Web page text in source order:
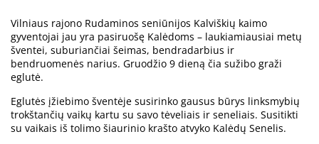
Vilniaus rajono Rudaminos seniūnijos Kalviškių kaimo
gyventojai jau yra pasiruošę Kalėdoms – laukiamiausiai metų
šventei, suburiančiai šeimas, bendradarbius ir
bendruomenės narius. Gruodžio 9 dieną čia sužibo graži
eglutė.
Eglutės įžiebimo šventėje susirinko gausus būrys linksmybių
trokštančių vaikų kartu su savo tėveliais ir seneliais. Susitikti
su vaikais iš tolimo šiaurinio krašto atvyko Kalėdų Senelis.